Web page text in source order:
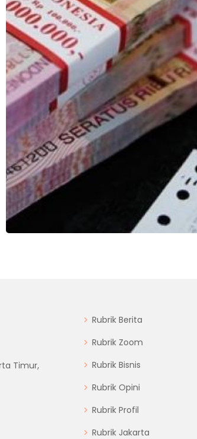
Timur,
Rubrik Berita
Rubrik Zoom
Rubrik Bisnis
Rubrik Opini
Rubrik Profil
Rubrik Jakarta